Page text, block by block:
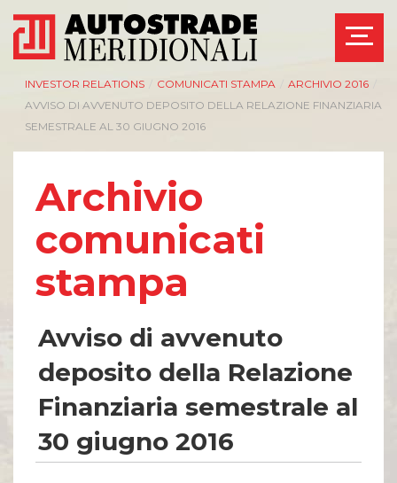
INVESTOR RELATIONS COMUNICATI STAMPA ARCHIVIO 2016
AVVISO DI AVVENUTO DEPOSITO DELLA RELAZIONE FINANZIARIA
SEMESTRALE AL 30 GIUGNO 2016
Archivio
comunicati
stampa
Avviso di avvenuto
deposito della Relazione
Finanziaria semestrale al
30 giugno 2016